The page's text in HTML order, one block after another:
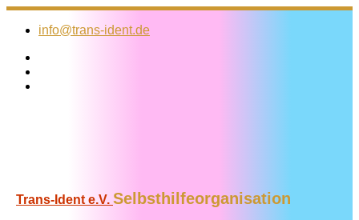
Zum
Inhalt
info@trans-ident.de
Trans-Ident e.V. Selbsthilfeorganisation